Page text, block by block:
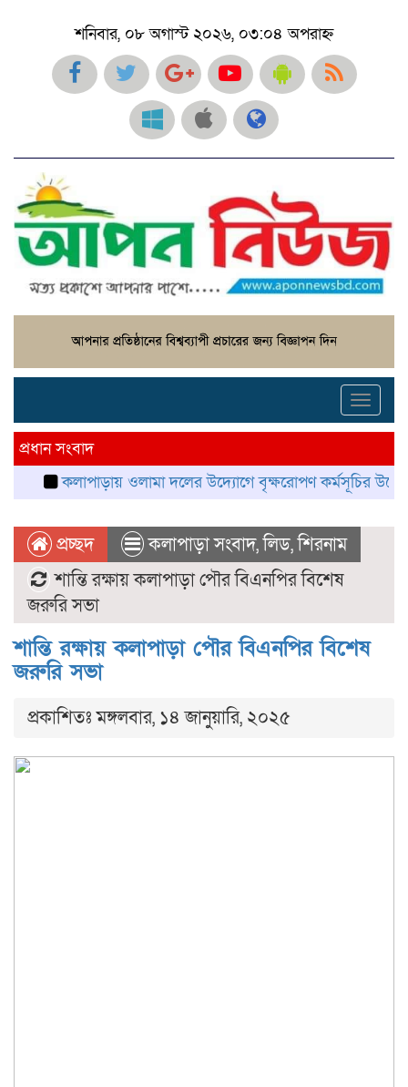
শনিবার, ০৮ অগাস্ট ২০২৬, ০৩:০৪ অপরাহ্ন
প্রধান সংবাদ
কলাপাড়ায় ওলামা দলের উদ্যোগে বৃক্ষরোপণ কর্মসূচির উদ্বোধন
প্রচ্ছদ কলাপাড়া সংবাদ,লিড,শিরনাম
শান্তি রক্ষায় কলাপাড়া পৌর বিএনপির বিশেষ
জরুরি সভা
শান্তি রক্ষায় কলাপাড়া পৌর বিএনপির বিশেষ
জরুরি সভা
প্রকাশিতঃ মঙ্গলবার, ১৪ জানুয়ারি, ২০২৫